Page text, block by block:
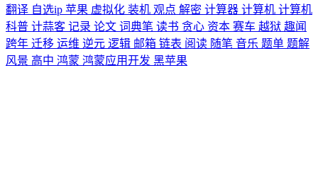
翻译 自选ip 苹果 虚拟化 装机 观点 解密 计算器 计算机 计算机
科普 计蒜客 记录 论文 词典笔 读书 贪心 资本 赛车 越狱 趣闻
跨年 迁移 运维 逆元 逻辑 邮箱 链表 阅读 随笔 音乐 题单 题解
风景 高中 鸿蒙 鸿蒙应用开发 黑苹果